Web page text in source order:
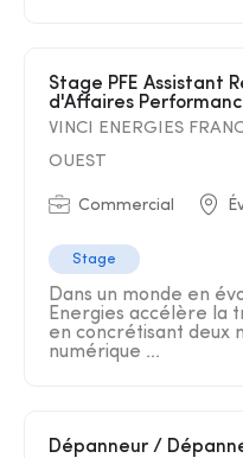
Stage PFE Assistant Responsable
d'Affaires
VINCI ENERGIES
OUEST
Commercial
Stage
Dans un monde en
Energies accélère la
en concrétisant deux
numérique ...
Dépanneur /